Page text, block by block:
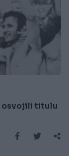
osvojili titulu